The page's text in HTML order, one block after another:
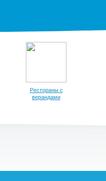
Рестораны с
верандами